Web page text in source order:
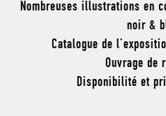
Nombreuses illustrations en
noir &
Catalogue de
Ouvrage de
Disponibilité et